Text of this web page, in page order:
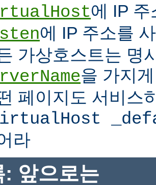
에 IP
에 IP 주소를
가상호스트는 명
을 가지
페이지도 서비스
라
: 앞으로는